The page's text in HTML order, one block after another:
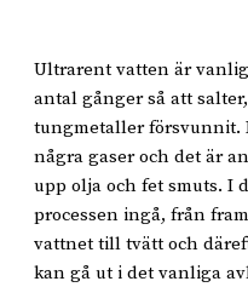
Ultrarent vatten är
antal gånger så att
tungmetaller
några gaser och det är
upp olja och fet smuts. I
processen ingå, från
vattnet till tvätt och
kan gå ut i det vanliga